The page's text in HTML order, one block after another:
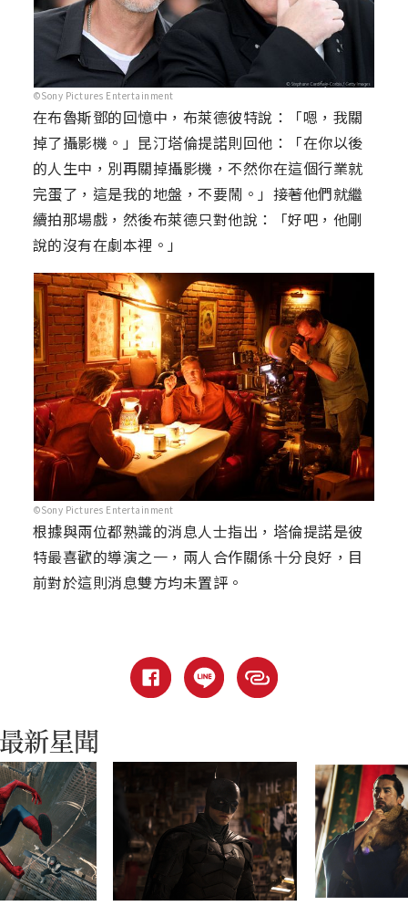
©Sony Pictures Entertainment
在布魯斯鄧的回憶中，布萊德彼特說：「嗯，我關
掉了攝影機。」昆汀塔倫提諾則回他：「在你以後
的人生中，別再關掉攝影機，不然你在這個行業就
完蛋了，這是我的地盤，不要鬧。」接著他們就繼
續拍那場戲，然後布萊德只對他說：「好吧，他剛
說的沒有在劇本裡。」
©Sony Pictures Entertainment
根據與兩位都熟識的消息人士指出，塔倫提諾是彼
特最喜歡的導演之一，兩人合作關係十分良好，目
前對於這則消息雙方均未置評。